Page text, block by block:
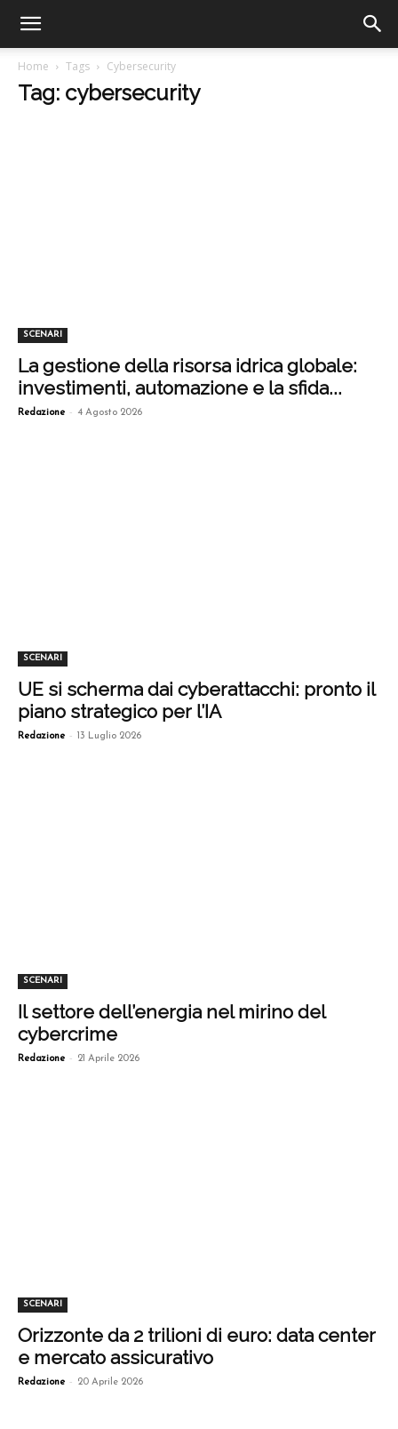
Home Tags Cybersecurity
Tag: cybersecurity
SCENARI
La gestione della risorsa idrica globale:
investimenti, automazione e la sfida...
Redazione - 4 Agosto 2026
SCENARI
UE si scherma dai cyberattacchi: pronto il
piano strategico per l’IA
Redazione - 13 Luglio 2026
SCENARI
Il settore dell’energia nel mirino del
cybercrime
Redazione - 21 Aprile 2026
SCENARI
Orizzonte da 2 trilioni di euro: data center
e mercato assicurativo
Redazione - 20 Aprile 2026